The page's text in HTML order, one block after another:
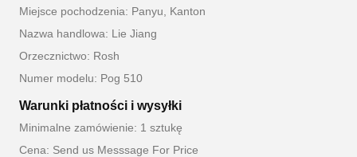
Miejsce pochodzenia: Panyu, Kanton
Nazwa handlowa: Lie Jiang
Orzecznictwo: Rosh
Numer modelu: Pog 510
Warunki płatności i wysyłki
Minimalne zamówienie: 1 sztukę
Cena: Send us Messsage For Price